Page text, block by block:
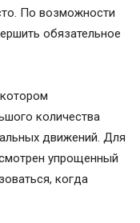
По возможности
обязательное
количества
движений. Для
упрощенный
когда